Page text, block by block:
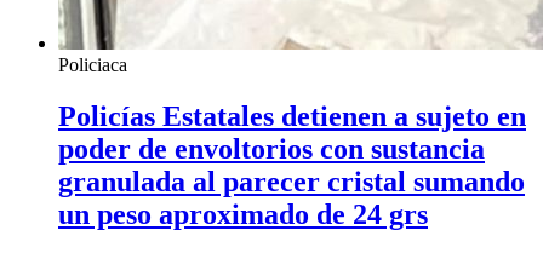
Policiaca
Policías Estatales detienen a sujeto en
poder de envoltorios con sustancia
granulada al parecer cristal sumando
un peso aproximado de 24 grs